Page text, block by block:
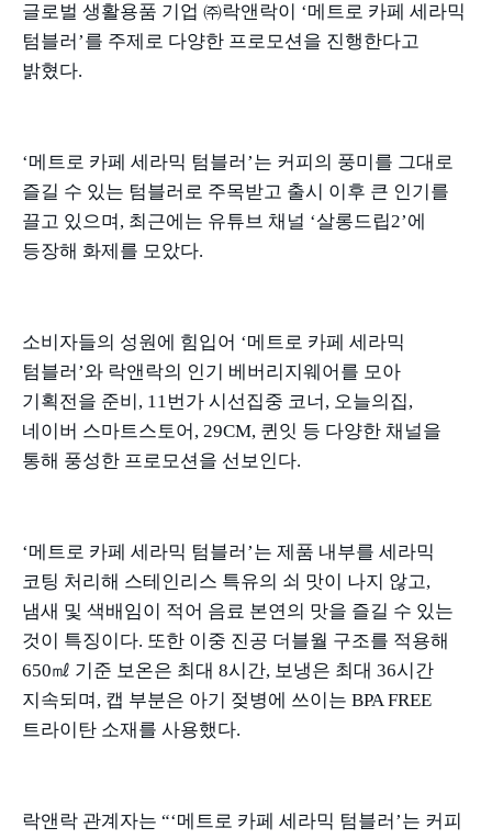
글로벌 생활용품 기업 ㈜락앤락이 ‘메트로 카페 세라믹
텀블러 ’를 주제로 다양한 프로모션을 진행한다고
밝혔다.
‘메트로 카페 세라믹 텀블러 ’는 커피의 풍미를 그대로
즐길 수 있는 텀블러로 주목받고 출시 이후 큰 인기를
끌고 있으며 , 최근에는 유튜브 채널 ‘살롱드립2’에
등장해 화제를 모았다.
소비자들의 성원에 힘입어 ‘메트로 카페 세라믹
텀블러 ’와 락앤락의 인기 베버리지웨어를 모아
기획전을 준비 , 11번가 시선집중 코너 , 오늘의집,
네이버 스마트스토어 , 29CM, 퀸잇 등 다양한 채널을
통해 풍성한 프로모션을 선보인다.
‘메트로 카페 세라믹 텀블러 ’는 제품 내부를 세라믹
코팅 처리해 스테인리스 특유의 쇠 맛이 나지 않고,
냄새 및 색배임이 적어 음료 본연의 맛을 즐길 수 있는
것이 특징이다. 또한 이중 진공 더블월 구조를 적용해
650㎖ 기준 보온은 최대 8시간, 보냉은 최대 36시간
지속되며 , 캡 부분은 아기 젖병에 쓰이는 BPA FREE
트라이탄 소재를 사용했다.
락앤락 관계자는 “‘메트로 카페 세라믹 텀블러 ’는 커피